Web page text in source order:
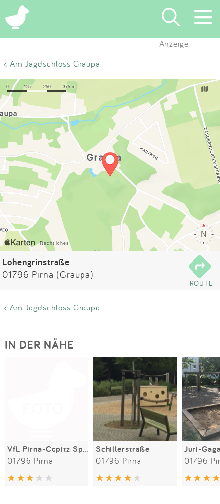
×
Suchen
Eintragen
App
Blog
Partner
Kontakt
Impressum
Anzeige
< Am Jagdschloss Graupa
Lohengrinstraße
01796 Pirna (Graupa)
ROUTE
< Am Jagdschloss Graupa
IN DER NÄHE
VfL Pirna-Copitz Spielplatz
01796 Pirna
Schillerstraße
01796 Pirna
Juri-
01796